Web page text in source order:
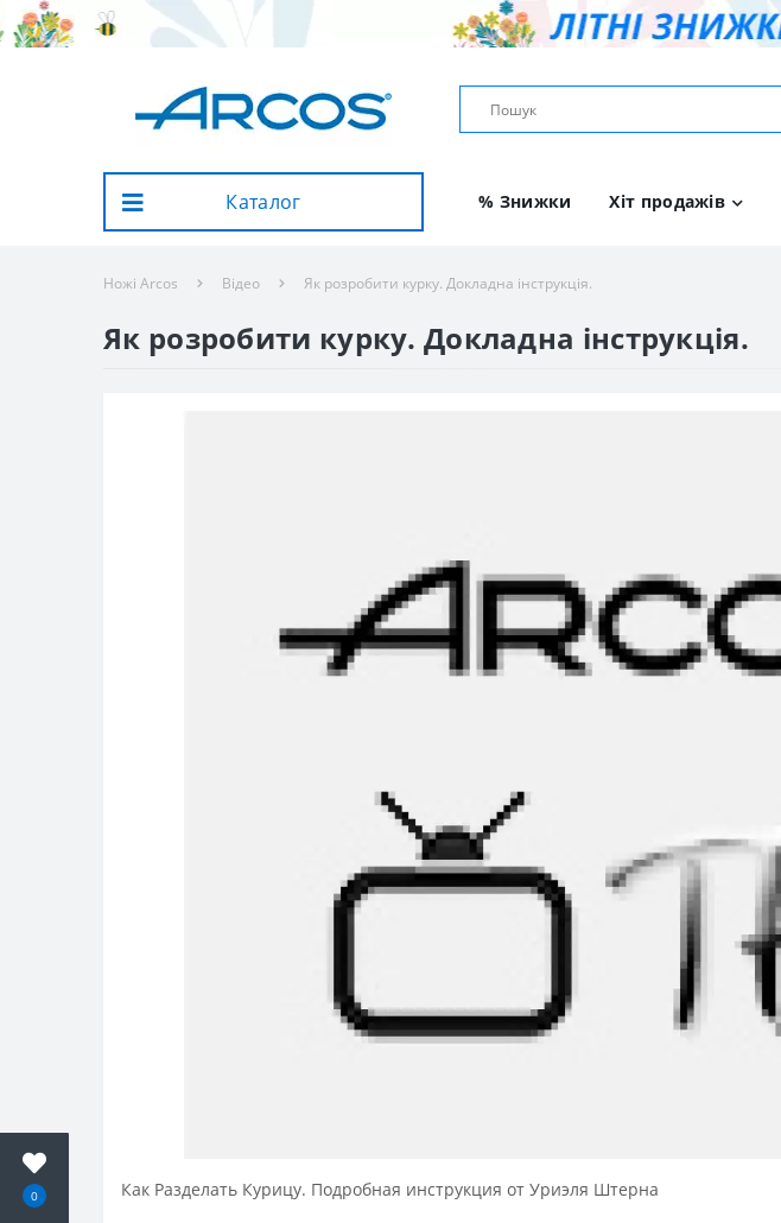
0
Каталог % Знижки Хіт продажів
Ножі Arcos Вiдео Як розробити курку. Докладна інструкція.
Як розробити курку. Докладна інструкція.
Как Разделать Курицу. Подробная инструкция от Уриэля Штерна